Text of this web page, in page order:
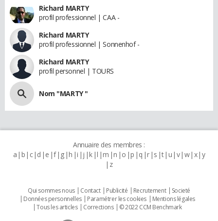
Richard MARTY
profil professionnel | CAA -
Richard MARTY
profil professionnel | Sonnenhof -
Richard MARTY
profil personnel | TOURS
Nom "MARTY "
Annuaire des membres :
a b c d e f g h i j k l m n o p q r s t u v w x y
z
Qui sommes nous Contact Publicité Recrutement
Societé
Données personnelles
Paramétrer les cookies
Mentions légales
Tous les articles
Corrections © 2022 CCM Benchmark